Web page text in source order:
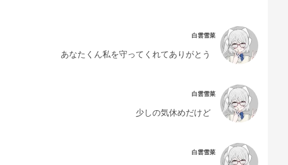
白雲雪菜
あなたくん私を守ってくれてありがとう
白雲雪菜
少しの気休めだけど
白雲雪菜